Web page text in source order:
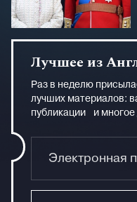
Лучшее из
Раз в неделю
лучших материалов:
публикации и многое